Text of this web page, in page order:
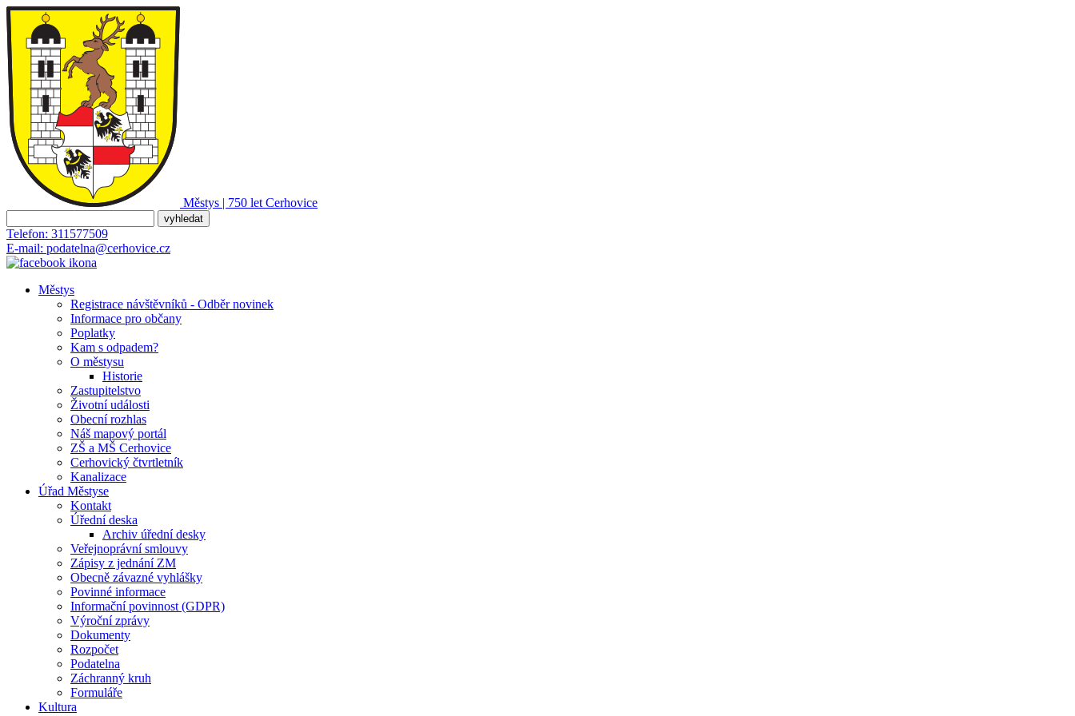
Městys | 750 let Cerhovice
Telefon: 311577509
E-mail: podatelna@cerhovice.cz
Městys
Registrace návštěvníků - Odběr novinek
Informace pro občany
Poplatky
Kam s odpadem?
O městysu
Historie
Zastupitelstvo
Životní události
Obecní rozhlas
Náš mapový portál
ZŠ a MŠ Cerhovice
Cerhovický čtvrtletník
Kanalizace
Úřad Městyse
Kontakt
Úřední deska
Archiv úřední desky
Veřejnoprávní smlouvy
Zápisy z jednání ZM
Obecně závazné vyhlášky
Povinné informace
Informační povinnost (GDPR)
Výroční zprávy
Dokumenty
Rozpočet
Podatelna
Záchranný kruh
Formuláře
Kultura